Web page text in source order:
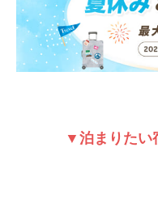
▼泊まりたい